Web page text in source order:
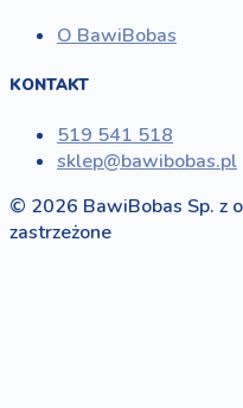
O BawiBobas
KONTAKT
519 541 518
sklep@bawibobas.pl
© 2026 BawiBobas Sp. z
zastrzeżone